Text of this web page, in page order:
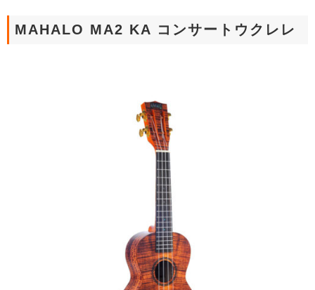
MAHALO MA2 KA コンサートウクレレ